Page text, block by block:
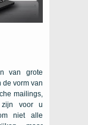
van grote
vorm van
mailings,
voor u
niet alle